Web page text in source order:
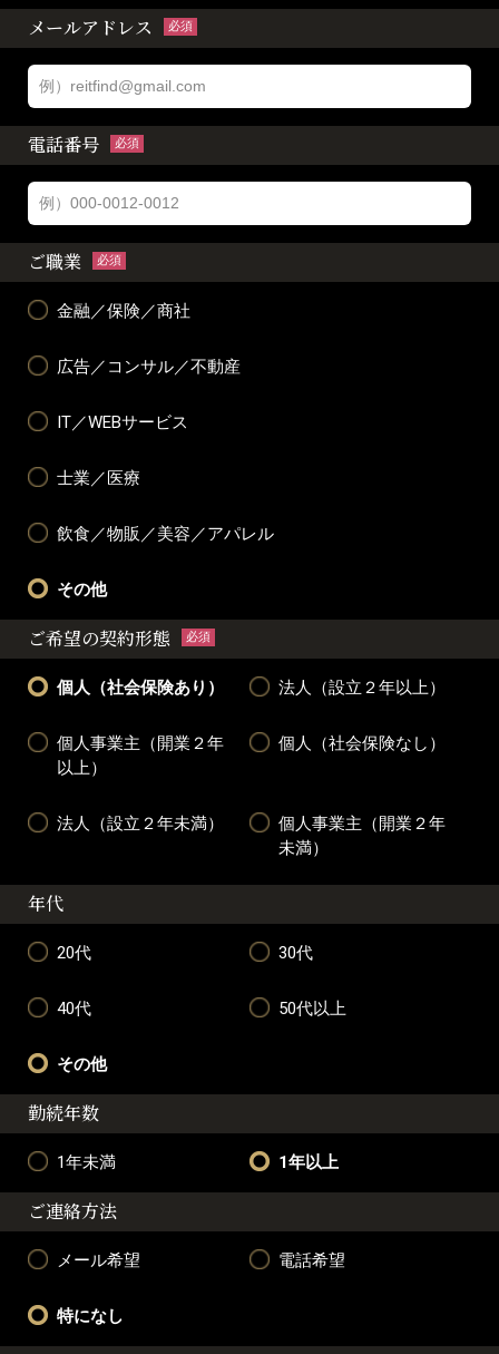
メールアドレス 必須
電話番号 必須
ご職業 必須
金融／保険／商社
広告／コンサル／不動産
IT／WEBサービス
士業／医療
飲食／物販／美容／アパレル
その他
ご希望の契約形態 必須
個人（社会保険あり） 法人（設立２年以上）
個人事業主（開業２年
以上）
個人（社会保険なし）
法人（設立２年未満）
個人事業主（開業２年
未満）
年代
20代 30代
40代 50代以上
その他
勤続年数
1年未満 1年以上
ご連絡方法
メール希望 電話希望
特になし